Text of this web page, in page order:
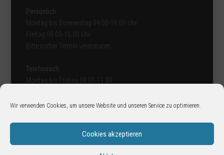
Wir verwenden Cookies, um unsere Website und unseren Service zu optimieren.
Cookies akzeptieren
Persönlich
Montag bis Donnerstag 09:00-16:00 Uhr
Freitag 09:00-15:00 Uhr
Bitte vorher Termin vereinbaren
Telefonisch
Montag bis Freitag 09:00-11:00